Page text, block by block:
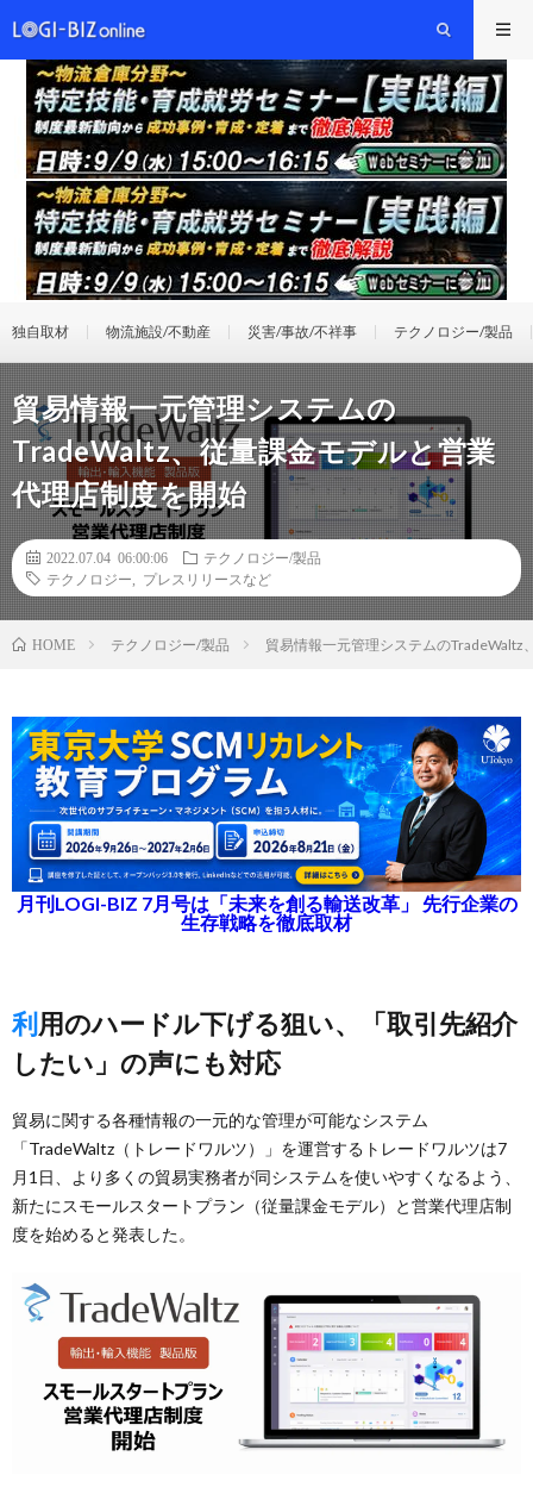
独自取材 物流施設/不動産 災害/事故/不祥事 テクノロジー/製品
貿易情報一元管理システムの
TradeWaltz、従量課金モデルと営業
代理店制度を開始
2022.07.04 06:00:06
テクノロジー/製品
テクノロジー
プレスリリースなど
HOME テクノロジー/製品 貿易情報一元管理システムの
月刊LOGI-BIZ 7月号は「未来を創る輸送改革」 先行企業の
生存戦略を徹底取材
利用のハードル下げる狙い、「取引先紹介
したい」の声にも対応
貿易に関する各種情報の一元的な管理が可能なシステム
「TradeWaltz（トレードワルツ）」を運営するトレードワルツは7
月1日、より多くの貿易実務者が同システムを使いやすくなるよう、
新たにスモールスタートプラン（従量課金モデル）と営業代理店制
度を始めると発表した。